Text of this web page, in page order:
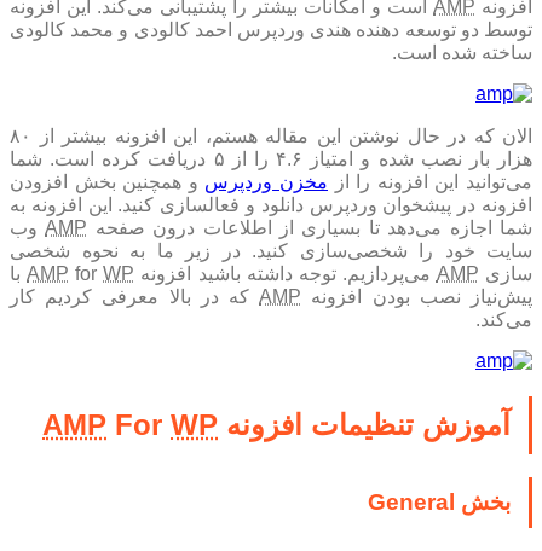
افزونهAMPاست و امکانات بیشتر را پشتیبانی می‌کند. این افزونه
توسط دو توسعه دهنده هندی وردپرس احمد کالودی و محمد کالودی
ساخته شده است.
الان که در حال نوشتن این مقاله هستم، این افزونه بیشتر از ۸۰
هزار بار نصب شده و امتیاز ۴.۶ را از ۵ دریافت کرده است. شما
می‌توانید این افزونه را از
مخزن وردپرسو همچنین بخش افزودن
افزونه در پیشخوان وردپرس دانلود و فعالسازی کنید. این افزونه به
شما اجازه می‌دهد تا بسیاری از اطلاعات درون صفحهAMPوب
سایت خود را شخصی‌سازی کنید. در زیر ما به نحوه شخصی
سازیAMPمی‌پردازیم. توجه داشته باشید افزونه AMPforWP
با
پیش‌‌نیاز نصب بودن افزونه AMPکه در بالا معرفی کردیم کار
می‌کند.
آموزش تنظیمات افزونه AMP ForWP
بخش General